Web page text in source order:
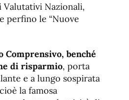
Nazionali,
perfino le “Nuove
Comprensivo, benché
di risparmio, porta
e a lungo sospirata
la famosa